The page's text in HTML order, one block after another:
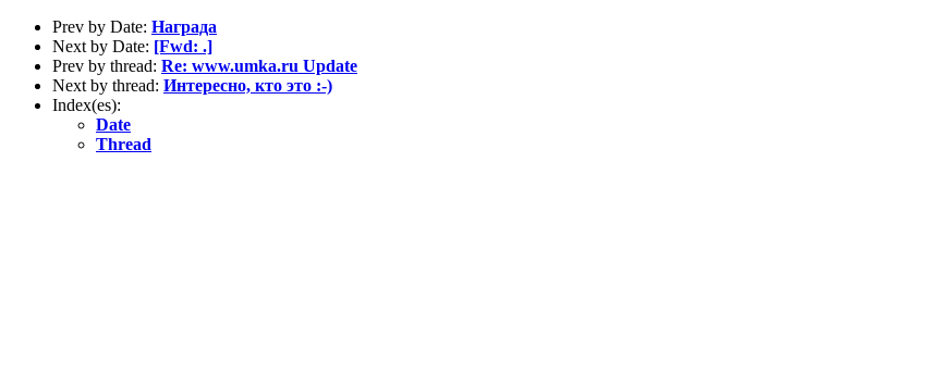
Prev by Date: Награда
Next by Date: [Fwd: .]
Prev by thread: Re: www.umka.ru Update
Next by thread: Интересно, кто это :-)
Index(es):
Date
Thread